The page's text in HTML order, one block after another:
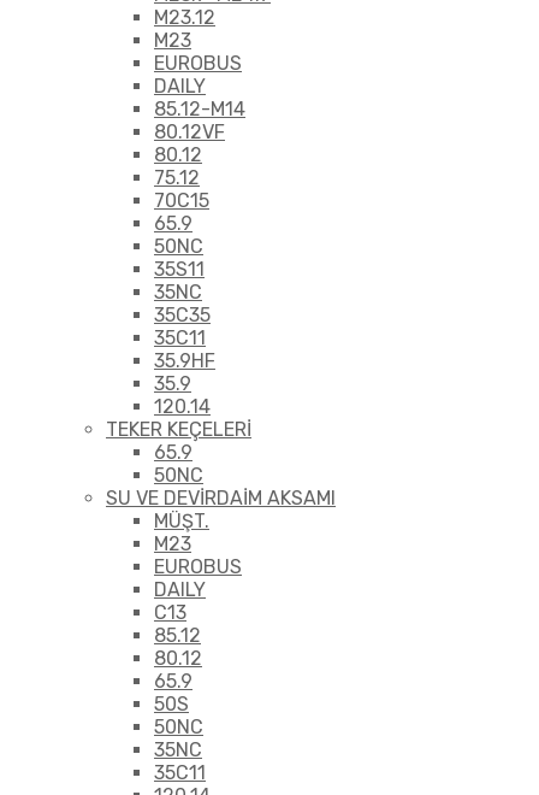
M23.12
M23
EUROBUS
DAILY
85.12-M14
80.12VF
80.12
75.12
70C15
65.9
50NC
35S11
35NC
35C35
35C11
35.9HF
35.9
120.14
TEKER KEÇELERİ
65.9
50NC
SU VE DEVİRDAİM AKSAMI
MÜŞT.
M23
EUROBUS
DAILY
C13
85.12
80.12
65.9
50S
50NC
35NC
35C11